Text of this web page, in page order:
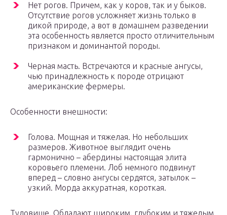
Нет рогов. Причем, как у коров, так и у быков.
Отсутствие рогов усложняет жизнь только в
дикой природе, а вот в домашнем разведении
эта особенность является просто отличительным
признаком и доминантой породы.
Черная масть. Встречаются и красные ангусы,
чью принадлежность к породе отрицают
американские фермеры.
Особенности внешности:
Голова. Мощная и тяжелая. Но небольших
размеров. Животное выглядит очень
гармонично – абердины настоящая элита
коровьего племени. Лоб немного подвинут
вперед – словно ангусы сердятся, затылок –
узкий. Морда аккуратная, короткая.
Туловище. Обладают широким, глубоким и тяжелым